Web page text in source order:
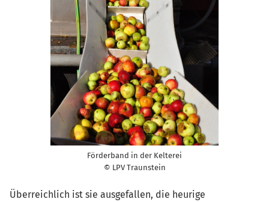
Förderband in der Kelterei
© LPV Traunstein
Überreichlich ist sie ausgefallen, die heurige